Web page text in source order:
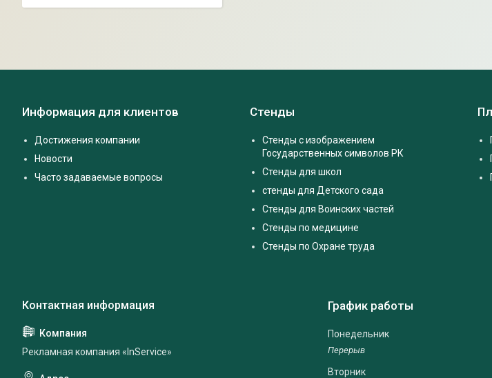
Информация для клиентов
Достижения компании
Новости
Часто задаваемые вопросы
Стенды
Стенды с изображением
Государственных символов РК
Стенды для школ
стенды для Детского сада
Стенды для Воинских частей
Стенды по медицине
Стенды по Охране труда
Рекламная компания «InService»
График работы
Понедельник
Вторник